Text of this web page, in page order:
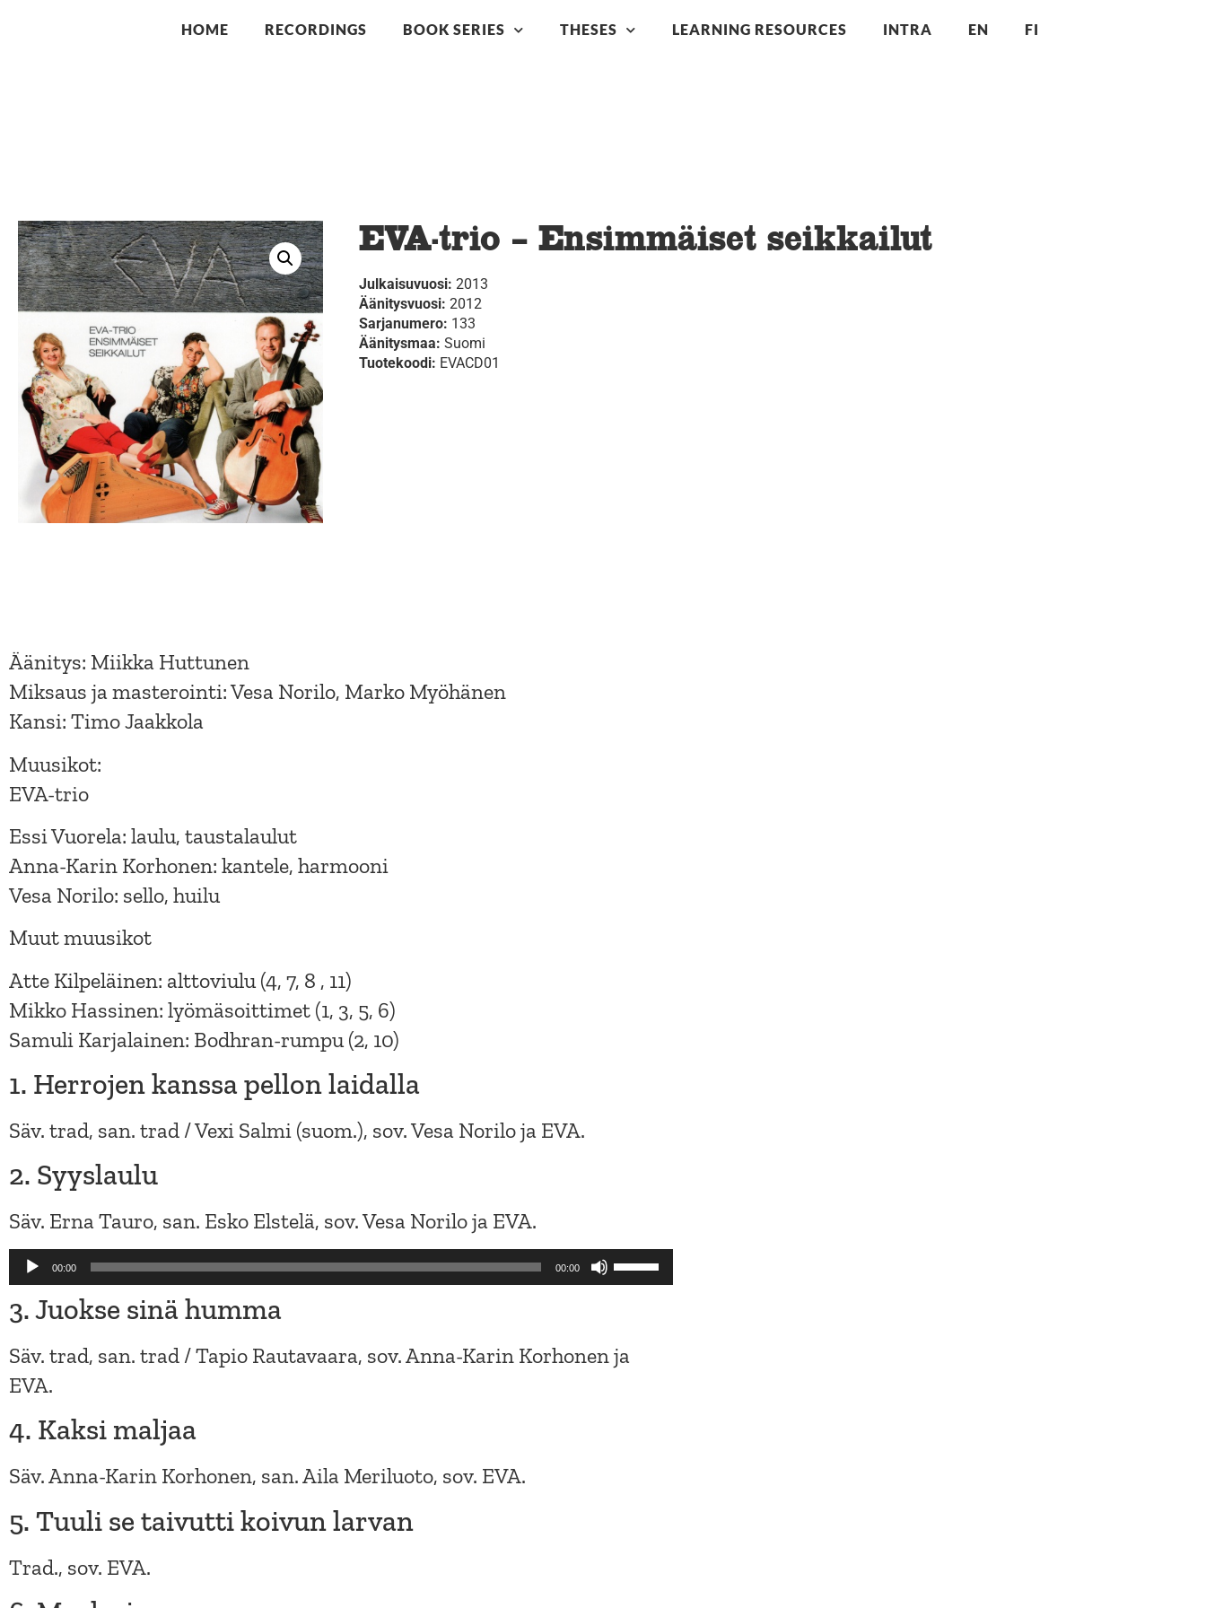
HOME RECORDINGS BOOK SERIES THESES LEARNING RESOURCES INTRA EN FI
EVA-trio – Ensimmäiset seikkailut
Julkaisuvuosi: 2013
Äänitysvuosi: 2012
Sarjanumero: 133
Äänitysmaa: Suomi
Tuotekoodi: EVACD01
Äänitys: Miikka Huttunen
Miksaus ja masterointi: Vesa Norilo, Marko Myöhänen
Kansi: Timo Jaakkola
Muusikot:
EVA-trio
Essi Vuorela: laulu, taustalaulut
Anna-Karin Korhonen: kantele, harmooni
Vesa Norilo: sello, huilu
Muut muusikot
Atte Kilpeläinen: alttoviulu (4, 7, 8 , 11)
Mikko Hassinen: lyömäsoittimet (1, 3, 5, 6)
Samuli Karjalainen: Bodhran-rumpu (2, 10)
1. Herrojen kanssa pellon laidalla
Säv. trad, san. trad / Vexi Salmi (suom.), sov. Vesa Norilo ja EVA.
2. Syyslaulu
Säv. Erna Tauro, san. Esko Elstelä, sov. Vesa Norilo ja EVA.
Audio
Player
00:00 00:00
Use
Up/Down
keys
3. Juokse sinä humma
Säv. trad, san. trad / Tapio Rautavaara, sov. Anna-Karin Korhonen ja
EVA.
4. Kaksi maljaa
Säv. Anna-Karin Korhonen, san. Aila Meriluoto, sov. EVA.
5. Tuuli se taivutti koivun larvan
Trad., sov. EVA.